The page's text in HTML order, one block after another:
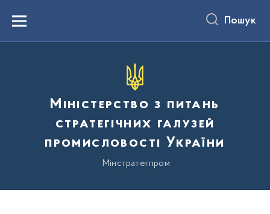
вмістуMenu Пошук
Міністерство з питань
стратегічних галузей
промисловості України
Мінстратегпром